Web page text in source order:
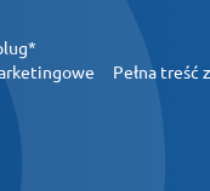
Pełna treść